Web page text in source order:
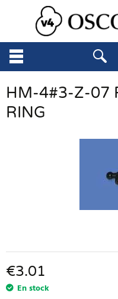
HM-4#3-Z-07
RING
€3.01
En stock